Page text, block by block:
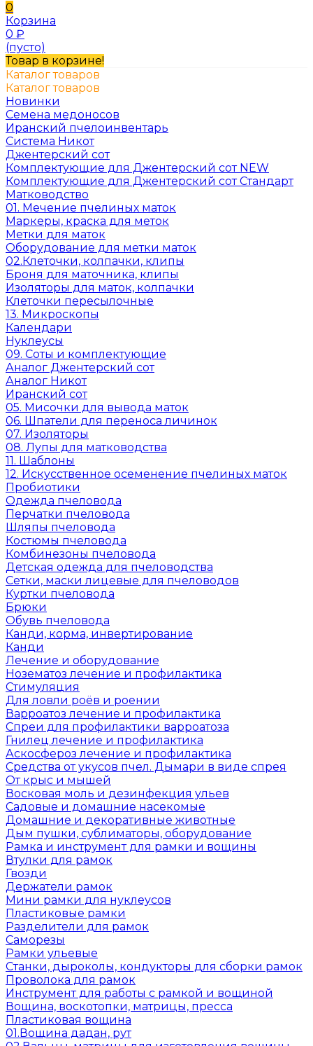
0
Корзина
0 ₽
(пусто)
Товар в корзине!
Каталог товаров
Каталог товаров
Новинки
Семена медоносов
Иранский пчелоинвентарь
Система Никот
Джентерский сот
Комплектующие для Джентерский сот NEW
Комплектующие для Джентерский сот Стандарт
Матководство
01. Мечение пчелиных маток
Маркеры, краска для меток
Метки для маток
Оборудование для метки маток
02.Клеточки, колпачки, клипы
Броня для маточника, клипы
Изоляторы для маток, колпачки
Клеточки пересылочные
13. Микроскопы
Календари
Нуклеусы
09. Соты и комплектующие
Аналог Джентерский сот
Аналог Никот
Иранский сот
05. Мисочки для вывода маток
06. Шпатели для переноса личинок
07. Изоляторы
08. Лупы для матководства
11. Шаблоны
12. Искусственное осеменение пчелиных маток
Пробиотики
Одежда пчеловода
Перчатки пчеловода
Шляпы пчеловода
Костюмы пчеловода
Комбинезоны пчеловода
Детская одежда для пчеловодства
Сетки, маски лицевые для пчеловодов
Куртки пчеловода
Брюки
Обувь пчеловода
Канди, корма, инвертирование
Канди
Лечение и оборудование
Нозематоз лечение и профилактика
Стимуляция
Для ловли роёв и роении
Варроатоз лечение и профилактика
Спреи для профилактики варроатоза
Гнилец лечение и профилактика
Аскосфероз лечение и профилактика
Средства от укусов пчел. Дымари в виде спрея
От крыс и мышей
Восковая моль и дезинфекция ульев
Садовые и домашние насекомые
Домашние и декоративные животные
Дым пушки, сублиматоры, оборудование
Рамка и инструмент для рамки и вощины
Втулки для рамок
Гвозди
Держатели рамок
Мини рамки для нуклеусов
Пластиковые рамки
Разделители для рамок
Саморезы
Рамки ульевые
Станки, дыроколы, кондукторы для сборки рамок
Проволока для рамок
Инструмент для работы с рамкой и вощиной
Вощина, воскотопки, матрицы, пресса
Пластиковая вощина
01.Вощина дадан, рут